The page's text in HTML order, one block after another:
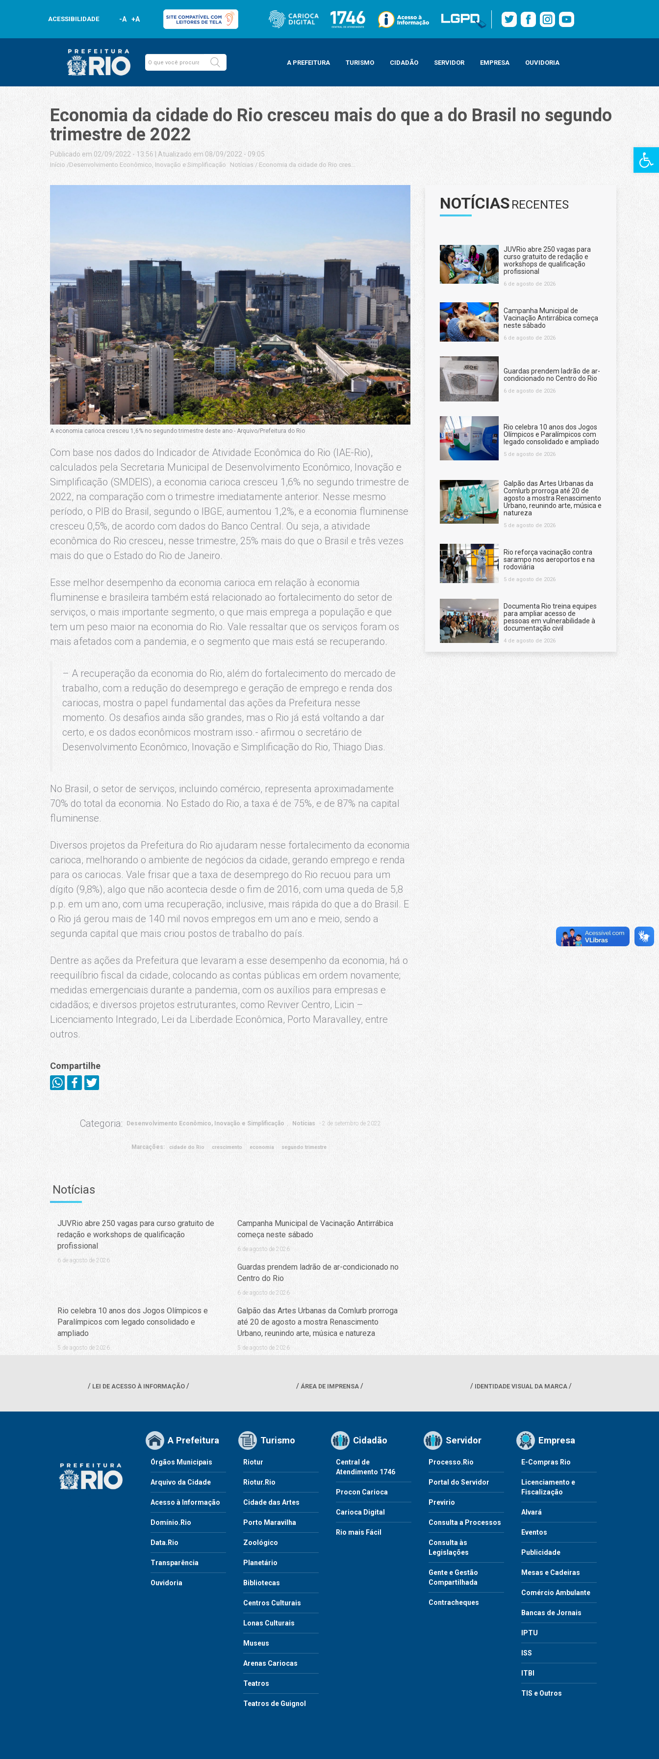
Barra de
ACESSIBILIDADE -A +A
A PREFEITURA TURISMO CIDADÃO SERVIDOR EMPRESA OUVIDORIA
Economia da cidade do Rio cresceu mais do que a do Brasil no segundo
trimestre de 2022
Publicado em 02/09/2022 - 13:56 Atualizado em 08/09/2022 - 09:05
Início /Desenvolvimento Econômico, Inovação e Simplificação Notícias / Economia da cidade do Rio cresceu mais do que a do Brasil no segundo trimestre de 2022
A economia carioca cresceu 1,6% no segundo trimestre deste ano - Arquivo/Prefeitura do Rio
Com base nos dados do Indicador de Atividade Econômica do Rio (IAE-Rio),
calculados pela Secretaria Municipal de Desenvolvimento Econômico, Inovação e
Simplificação (SMDEIS), a economia carioca cresceu 1,6% no segundo trimestre de
2022, na comparação com o trimestre imediatamente anterior. Nesse mesmo
período, o PIB do Brasil, segundo o IBGE, aumentou 1,2%, e a economia fluminense
cresceu 0,5%, de acordo com dados do Banco Central. Ou seja, a atividade
econômica do Rio cresceu, nesse trimestre, 25% mais do que o Brasil e três vezes
mais do que o Estado do Rio de Janeiro.
Esse melhor desempenho da economia carioca em relação à economia
fluminense e brasileira também está relacionado ao fortalecimento do setor de
serviços, o mais importante segmento, o que mais emprega a população e que
tem um peso maior na economia do Rio. Vale ressaltar que os serviços foram os
mais afetados com a pandemia, e o segmento que mais está se recuperando.
– A recuperação da economia do Rio, além do fortalecimento do mercado de
trabalho, com a redução do desemprego e geração de emprego e renda dos
cariocas, mostra o papel fundamental das ações da Prefeitura nesse
momento. Os desafios ainda são grandes, mas o Rio já está voltando a dar
certo, e os dados econômicos mostram isso.- afirmou o secretário de
Desenvolvimento Econômico, Inovação e Simplificação do Rio, Thiago Dias.
No Brasil, o setor de serviços, incluindo comércio, representa aproximadamente
70% do total da economia. No Estado do Rio, a taxa é de 75%, e de 87% na capital
fluminense.
Diversos projetos da Prefeitura do Rio ajudaram nesse fortalecimento da economia
carioca, melhorando o ambiente de negócios da cidade, gerando emprego e renda
para os cariocas. Vale frisar que a taxa de desemprego do Rio recuou para um
dígito (9,8%), algo que não acontecia desde o fim de 2016, com uma queda de 5,8
p.p. em um ano, com uma recuperação, inclusive, mais rápida do que a do Brasil. E
o Rio já gerou mais de 140 mil novos empregos em um ano e meio, sendo a
segunda capital que mais criou postos de trabalho do país.
Dentre as ações da Prefeitura que levaram a esse desempenho da economia, há o
reequilíbrio fiscal da cidade, colocando as contas públicas em ordem novamente;
medidas emergenciais durante a pandemia, com os auxílios para empresas e
cidadãos; e diversos projetos estruturantes, como Reviver Centro, Licin –
Licenciamento Integrado, Lei da Liberdade Econômica, Porto Maravalley, entre
outros.
Compartilhe
Categoria: Desenvolvimento Econômico, Inovação e Simplificação Notícias 2 de setembro de 2022
Marcações: cidade do Rio crescimento economia segundo trimestre
Notícias
JUVRio abre 250 vagas para curso gratuito de
redação e workshops de qualificação
profissional
6 de agosto de 2026
Campanha Municipal de Vacinação Antirrábica
começa neste sábado
6 de agosto de 2026
Guardas prendem ladrão de ar-condicionado no
Centro do Rio
6 de agosto de 2026
Rio celebra 10 anos dos Jogos Olímpicos e
Paralímpicos com legado consolidado e
ampliado
5 de agosto de 2026
Galpão das Artes Urbanas da Comlurb prorroga
até 20 de agosto a mostra Renascimento
Urbano, reunindo arte, música e natureza
5 de agosto de 2026
NOTÍCIAS RECENTES
JUVRio abre 250 vagas para
curso gratuito de redação e
workshops de qualificação
profissional
6 de agosto de 2026
Campanha Municipal de
Vacinação Antirrábica começa
neste sábado
6 de agosto de 2026
Guardas prendem ladrão de ar-
condicionado no Centro do Rio
6 de agosto de 2026
Rio celebra 10 anos dos Jogos
Olímpicos e Paralímpicos com
legado consolidado e ampliado
5 de agosto de 2026
Galpão das Artes Urbanas da
Comlurb prorroga até 20 de
agosto a mostra Renascimento
Urbano, reunindo arte, música e
natureza
5 de agosto de 2026
Rio reforça vacinação contra
sarampo nos aeroportos e na
rodoviária
5 de agosto de 2026
Documenta Rio treina equipes
para ampliar acesso de
pessoas em vulnerabilidade à
documentação civil
4 de agosto de 2026
LEI DE ACESSO À INFORMAÇÃO ÁREA DE IMPRENSA IDENTIDADE VISUAL DA MARCA
A Prefeitura
Órgãos Municipais
Arquivo da Cidade
Acesso à Informação
Domínio.Rio
Data.Rio
Transparência
Ouvidoria
Turismo
Riotur
Riotur.Rio
Cidade das Artes
Porto Maravilha
Zoológico
Planetário
Bibliotecas
Centros Culturais
Lonas Culturais
Museus
Arenas Cariocas
Teatros
Teatros de Guignol
Cidadão
Central de
Atendimento 1746
Procon Carioca
Carioca Digital
Rio mais Fácil
Servidor
Processo.Rio
Portal do Servidor
Previrio
Consulta a Processos
Consulta às
Legislações
Gente e Gestão
Compartilhada
Contracheques
Empresa
E-Compras Rio
Licenciamento e
Fiscalização
Alvará
Eventos
Publicidade
Mesas e Cadeiras
Comércio Ambulante
Bancas de Jornais
IPTU
ISS
ITBI
TIS e Outros